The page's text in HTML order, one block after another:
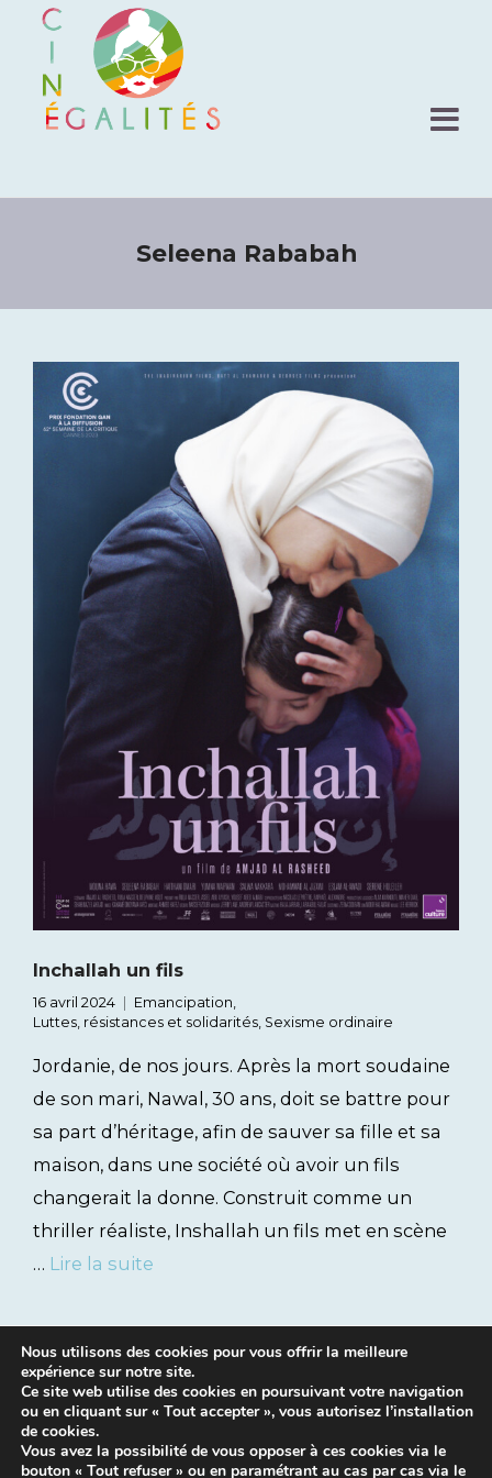
Seleena Rababah
Inchallah un fils
16 avril 2024 Emancipation,
Luttes, résistances et solidarités, Sexisme ordinaire
Jordanie, de nos jours. Après la mort soudaine
de son mari, Nawal, 30 ans, doit se battre pour
sa part d’héritage, afin de sauver sa fille et sa
maison, dans une société où avoir un fils
changerait la donne. Construit comme un
thriller réaliste, Inshallah un fils met en scène
… Lire la suite
Nous utilisons des cookies pour vous offrir la meilleure
expérience sur notre site.
Ce site web utilise des cookies en poursuivant votre navigation
ou en cliquant sur « Tout accepter », vous autorisez l’installation
de cookies.
Vous avez la possibilité de vous opposer à ces cookies via le
bouton « Tout refuser » ou en paramétrant au cas par cas via le